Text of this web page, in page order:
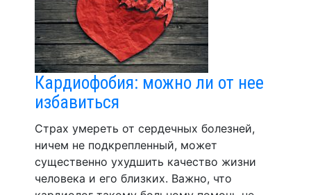
Кардиофобия: можно ли от нее
избавиться
Страх умереть от сердечных болезней,
ничем не подкрепленный, может
существенно ухудшить качество жизни
человека и его близких. Важно, что